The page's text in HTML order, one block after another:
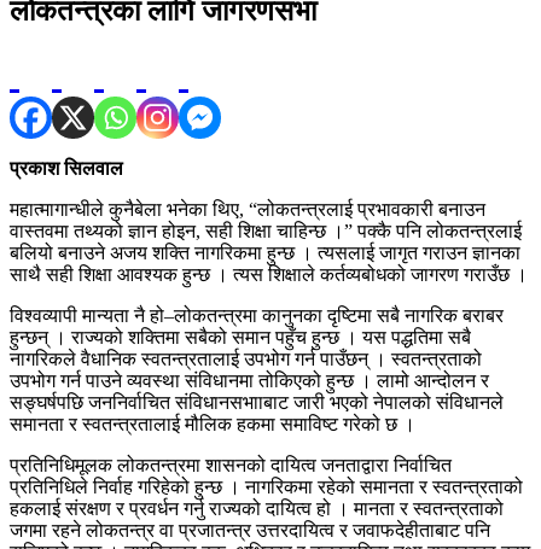
लोकतन्त्रका लागि जागरणसभा
प्रकाश सिलवाल
महात्मागान्धीले कुनैबेला भनेका थिए, “लोकतन्त्रलाई प्रभावकारी बनाउन
वास्तवमा तथ्यको ज्ञान होइन, सही शिक्षा चाहिन्छ ।” पक्कै पनि लोकतन्त्रलाई
बलियो बनाउने अजय शक्ति नागरिकमा हुन्छ । त्यसलाई जागृत गराउन ज्ञानका
साथै सही शिक्षा आवश्यक हुन्छ । त्यस शिक्षाले कर्तव्यबोधको जागरण गराउँछ ।
विश्वव्यापी मान्यता नै हो–लोकतन्त्रमा कानुनका दृष्टिमा सबै नागरिक बराबर
हुन्छन् । राज्यको शक्तिमा सबैको समान पहुँच हुन्छ । यस पद्धतिमा सबै
नागरिकले वैधानिक स्वतन्त्रतालाई उपभोग गर्न पाउँछन् । स्वतन्त्रताको
उपभोग गर्न पाउने व्यवस्था संविधानमा तोकिएको हुन्छ । लामो आन्दोलन र
सङ्घर्षपछि जननिर्वाचित संविधानसभााबाट जारी भएको नेपालको संविधानले
समानता र स्वतन्त्रतालाई मौलिक हकमा समाविष्ट गरेको छ ।
प्रतिनिधिमूलक लोकतन्त्रमा शासनको दायित्व जनताद्वारा निर्वाचित
प्रतिनिधिले निर्वाह गरिहेको हुन्छ । नागरिकमा रहेको समानता र स्वतन्त्रताको
हकलाई संरक्षण र प्रवर्धन गर्नु राज्यको दायित्व हो । मानता र स्वतन्त्रताको
जगमा रहने लोकतन्त्र वा प्रजातन्त्र उत्तरदायित्व र जवाफदेहीताबाट पनि